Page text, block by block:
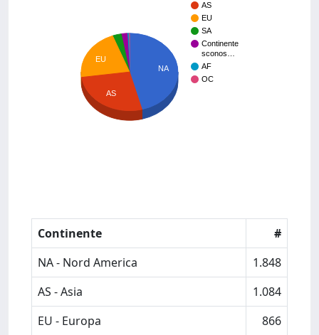
AS
EU
SA
Continente
sconos…
AF
OC
NA
EU
AS
Continente
#
NA - Nord America
1.848
AS - Asia
1.084
EU - Europa
866